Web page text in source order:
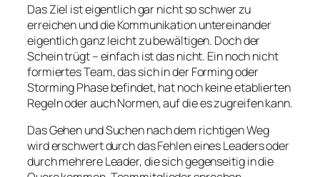
Das Ziel ist eigentlich gar nicht so schwer zu
erreichen und die Kommunikation untereinander
eigentlich ganz leicht zu bewältigen. Doch der
Schein trügt – einfach ist das nicht. Ein noch nicht
formiertes Team, das sich in der Forming oder
Storming Phase befindet, hat noch keine etablierten
Regeln oder auch Normen, auf die es zugreifen kann.
Das Gehen und Suchen nach dem richtigen Weg
wird erschwert durch das Fehlen eines Leaders oder
durch mehrere Leader, die sich gegenseitig in die